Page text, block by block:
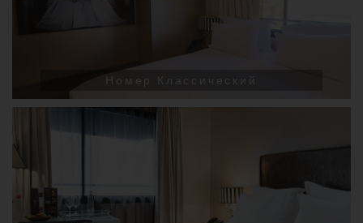
Номер Классический